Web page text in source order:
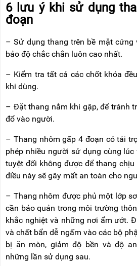
6 lưu ý khi sử dụng
đoạn
– Sử dụng thang trên bề mặt cứng
bảo độ chắc chắn luôn cao nhất.
– Kiểm tra tất cả các chốt khóa
khi dùng.
– Đặt thang nằm khi gập, để tránh
đổ vào người.
– Thang nhôm gấp 4 đoạn có tải
phép nhiều người sử dụng cùng
tuyệt đối không được để thang
điều này sẽ gây mất an toàn cho
– Thang nhôm được phủ một lớp
cần bảo quản trong môi trường
khắc nghiệt và những nơi ẩm ướt.
và chất bẩn dễ ngấm vào các bộ
bị ăn mòn, giảmđộ bền và độ
những lần sử dụng sau.